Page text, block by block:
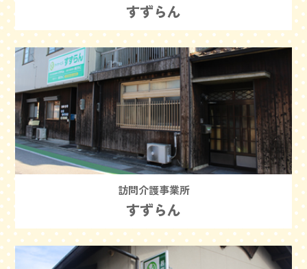
すずらん
訪問介護事業所
すずらん